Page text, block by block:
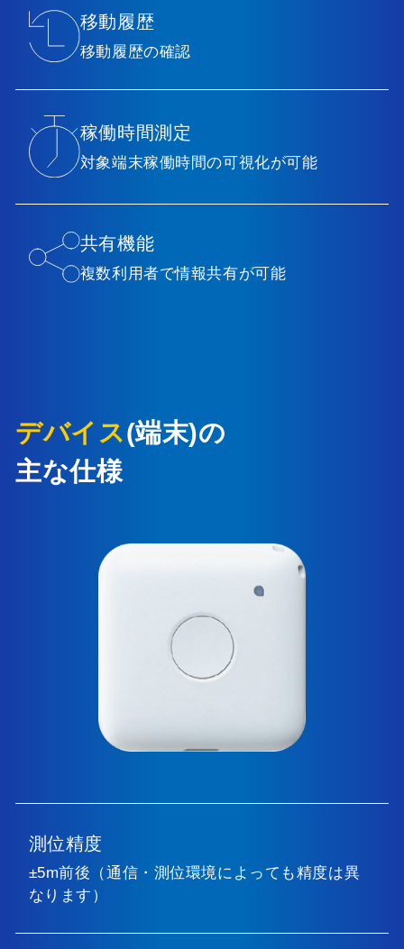
移動履歴
移動履歴の確認
稼働時間測定
対象端末稼働時間の可視化が可能
共有機能
複数利用者で情報共有が可能
デバイス(端末)の
主な仕様
測位精度
±5m前後（通信・測位環境によっても精度は異
なります）